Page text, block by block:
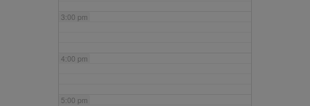
3:00 pm
4:00 pm
5:00 pm